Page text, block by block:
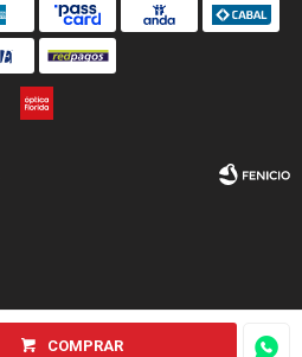
COMPRAR
Fenicio